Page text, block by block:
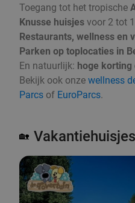
Toegang tot het tropische
Knusse huisjes voor 2 tot
Restaurants, wellness en
Parken op toplocaties in
En natuurlijk: hoge korting
Bekijk ook onze wellness
Parcs of EuroParcs.
🏡